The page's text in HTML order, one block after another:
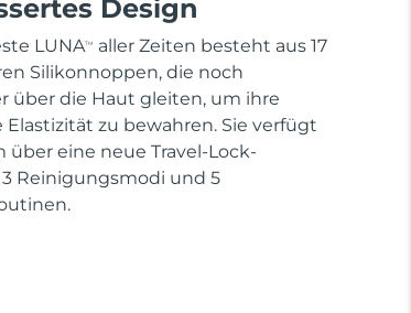
Design
LUNATM
aller Zeiten besteht aus 17
Silikonnoppen, die noch
über die Haut gleiten, um ihre
Elastizität zu bewahren. Sie verfügt
über eine neue Travel-Lock-
Reinigungsmodi und 5